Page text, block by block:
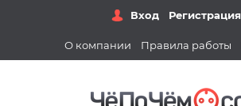
Вход Регистрация
О компании Правила работы